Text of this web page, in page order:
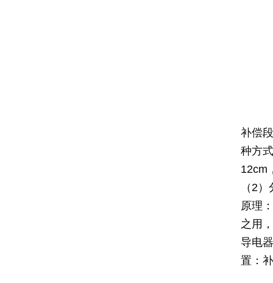
补偿
种方
12cm
（2
原理
之用
导电
置：